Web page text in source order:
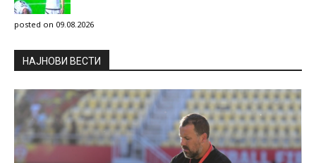
posted on 09.08.2026
НAЈНОВИ ВЕСТИ